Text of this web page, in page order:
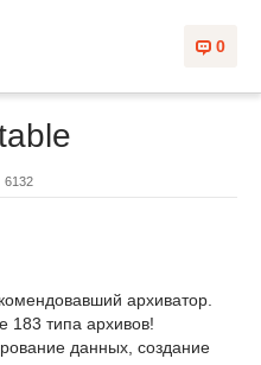
0
6132
архиватор.
183 типа архивов!
данных, создание